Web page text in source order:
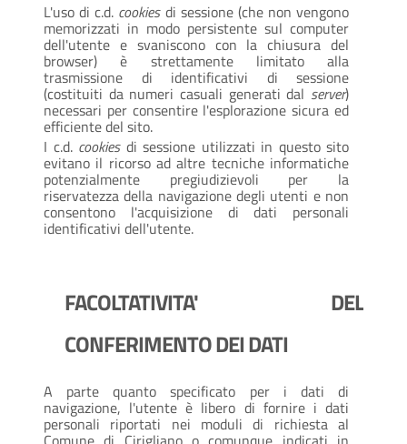
L'uso di c.d. cookies di sessione (che non vengono
memorizzati in modo persistente sul computer
dell'utente e svaniscono con la chiusura del
browser) è strettamente limitato alla
trasmissione di identificativi di sessione
(costituiti da numeri casuali generati dal server)
necessari per consentire l'esplorazione sicura ed
efficiente del sito.
I c.d. cookies di sessione utilizzati in questo sito
evitano il ricorso ad altre tecniche informatiche
potenzialmente pregiudizievoli per la
riservatezza della navigazione degli utenti e non
consentono l'acquisizione di dati personali
identificativi dell'utente.
FACOLTATIVITA' DEL
CONFERIMENTO DEI DATI
A parte quanto specificato per i dati di
navigazione, l'utente è libero di fornire i dati
personali riportati nei moduli di richiesta al